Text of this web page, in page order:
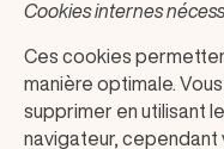
Cookies internes
Ces cookies
manière optimale.
supprimer en utilisant
navigateur,